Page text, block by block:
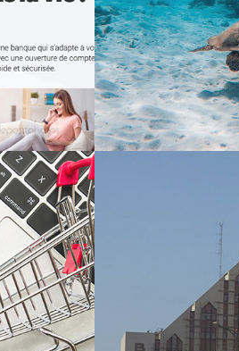
Stratégie Social
Web, Intranet et
Banque et finance
Plateformes
Web, Intranet et